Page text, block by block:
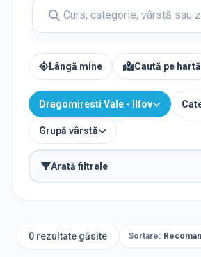
Lângă mine Caută pe hartă
Dragomiresti Vale - Ilfov
Grupă vârstă
Arată filtrele
0 rezultate găsite Sortare: